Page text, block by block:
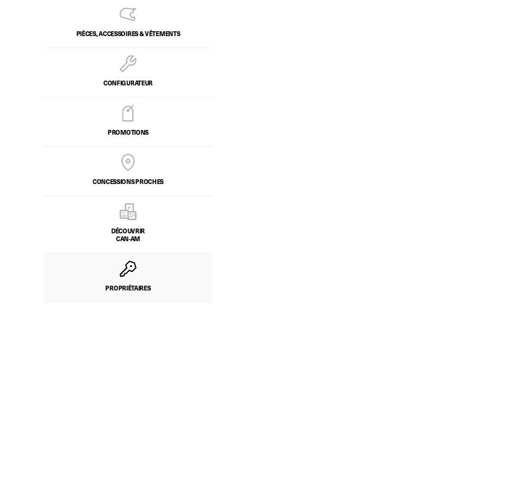
PIÈCES, ACCESSOIRES & VÊTEMENTS
CONFIGURATEUR
PROMOTIONS
CONCESSIONS PROCHES
DÉCOUVRIR
CAN-AM
PROPRIÉTAIRES